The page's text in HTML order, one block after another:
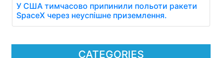
CATEGORIES
У США тимчасово припинили польоти ракети
SpaceX через неуспішне приземлення.